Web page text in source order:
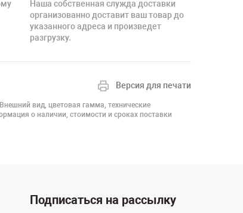
Наша собственная служда доставки
организованно доставит ваш товар до
указанного адреса и произведет
разгрузку.
Версия для печати
вид, цветовая гамма, технические
о наличии, стоимости и сроках поставки
Подписаться на рассылку